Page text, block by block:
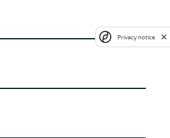
Privacy notice